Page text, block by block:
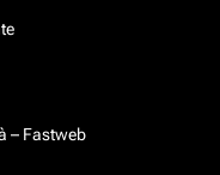
– Fastweb